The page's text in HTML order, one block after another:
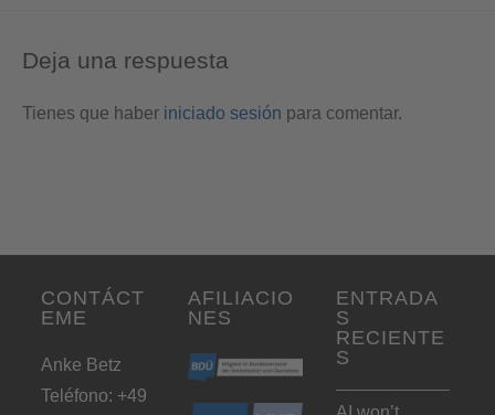
Deja una respuesta
Tienes que haber iniciado sesión para comentar.
CONTÁCT
EME
Anke Betz
Teléfono: +49
AFILIACIO
NES
ENTRADA
S
RECIENTE
S